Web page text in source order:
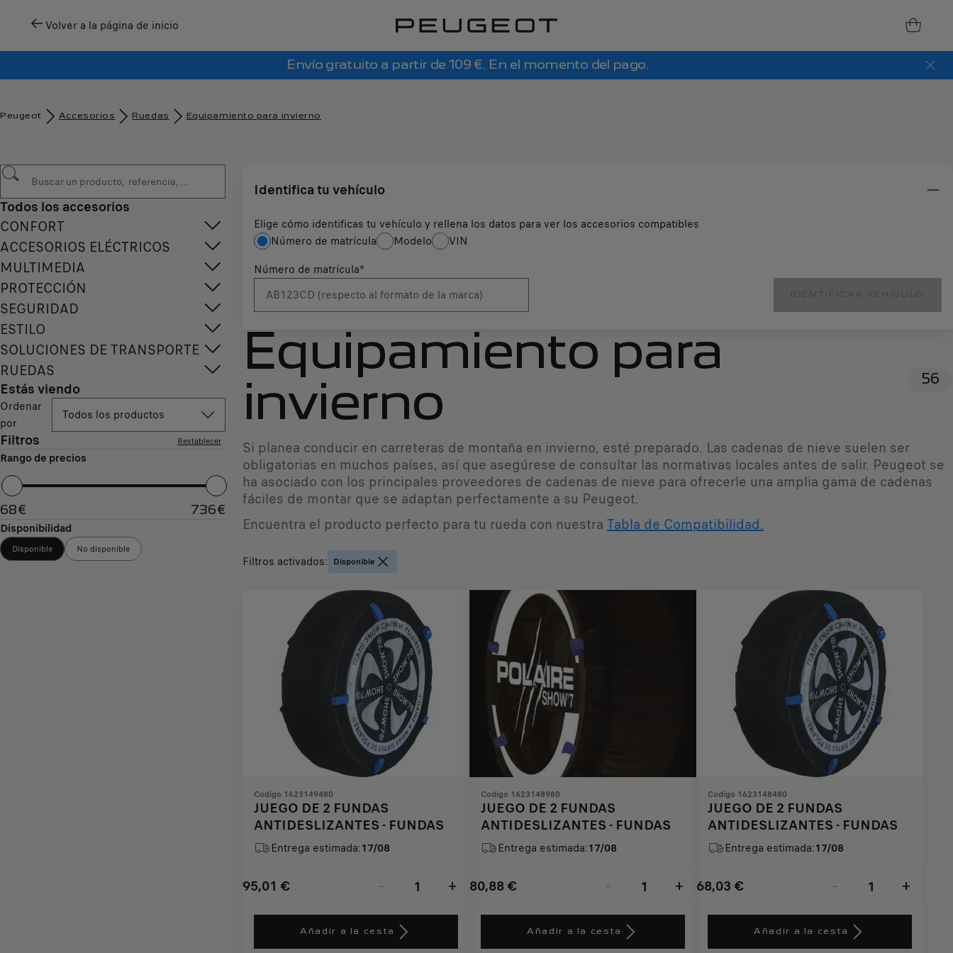
Volver a la página de inicio
Envío gratuito a partir de 109 €. En el momento del pago.
Peugeot Accesorios Ruedas Equipamiento para invierno
Todos los accesorios
CONFORT
ACCESORIOS ELÉCTRICOS
MULTIMEDIA
PROTECCIÓN
SEGURIDAD
ESTILO
SOLUCIONES DE TRANSPORTE
RUEDAS
Estás viendo
Ordenar
por
Todos los productos
Filtros Restablecer
Rango de precios
68€ 736€
Disponibilidad
Disponible No disponible
Identifica tu vehículo
Elige cómo identificas tu vehículo y rellena los datos para ver los accesorios compatibles
Número de matrícula
Modelo
VIN
Número de matrícula*
Equipamiento para
invierno
56
Si planea conducir en carreteras de montaña en invierno, esté preparado. Las cadenas de nieve suelen ser
obligatorias en muchos países, así que asegúrese de consultar las normativas locales antes de salir. Peugeot se
ha asociado con los principales proveedores de cadenas de nieve para ofrecerle una amplia gama de cadenas
fáciles de montar que se adaptan perfectamente a su Peugeot.
Encuentra el producto perfecto para tu rueda con nuestra Tabla de Compatibilidad.
Filtros activados: Disponible
Codigo 1623149480
JUEGO DE 2 FUNDAS
ANTIDESLIZANTES - FUNDAS
Entrega estimada:17/08
95,01 €
Price
95,01
- +
Quantity
to:
Añadir a la cesta
Codigo 1623148980
JUEGO DE 2 FUNDAS
ANTIDESLIZANTES - FUNDAS
Entrega estimada:17/08
80,88€
Price
80,88
- +
Quantity
to:
Añadir a la cesta
Codigo 1623148480
JUEGO DE 2 FUNDAS
ANTIDESLIZANTES - FUNDAS
Entrega estimada:17/08
68,03 €
Price
68,03
- +
Quantity
to:
Añadir a la cesta